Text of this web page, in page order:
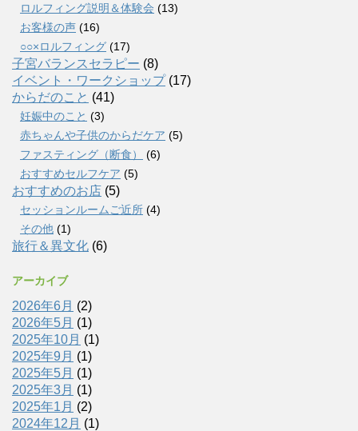
ロルフィング説明＆体験会 (13)
お客様の声 (16)
○○×ロルフィング (17)
子宮バランスセラピー (8)
イベント・ワークショップ(17)
からだのこと (41)
妊娠中のこと (3)
赤ちゃんや子供のからだケア (5)
ファスティング（断食）
(6)
おすすめセルフケア (5)
おすすめのお店 (5)
セッションルームご近所 (4)
その他 (1)
旅行＆異文化 (6)
アーカイブ
2026年6月 (2)
2026年5月 (1)
2025年10月 (1)
2025年9月 (1)
2025年5月 (1)
2025年3月 (1)
2025年1月 (2)
2024年12月 (1)